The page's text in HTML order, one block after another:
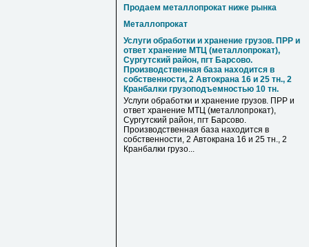
Продаем металлопрокат ниже рынка
Металлопрокат
Услуги обработки и хранение грузов. ПРР и
ответ хранение МТЦ (металлопрокат),
Сургутский район, пгт Барсово.
Производственная база находится в
собственности, 2 Автокрана 16 и 25 тн., 2
Кранбалки грузоподъемностью 10 тн.
Услуги обработки и хранение грузов. ПРР и
ответ хранение МТЦ (металлопрокат),
Сургутский район, пгт Барсово.
Производственная база находится в
собственности, 2 Автокрана 16 и 25 тн., 2
Кранбалки грузо...